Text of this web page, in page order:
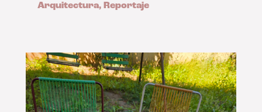
Arquitectura, Reportaje